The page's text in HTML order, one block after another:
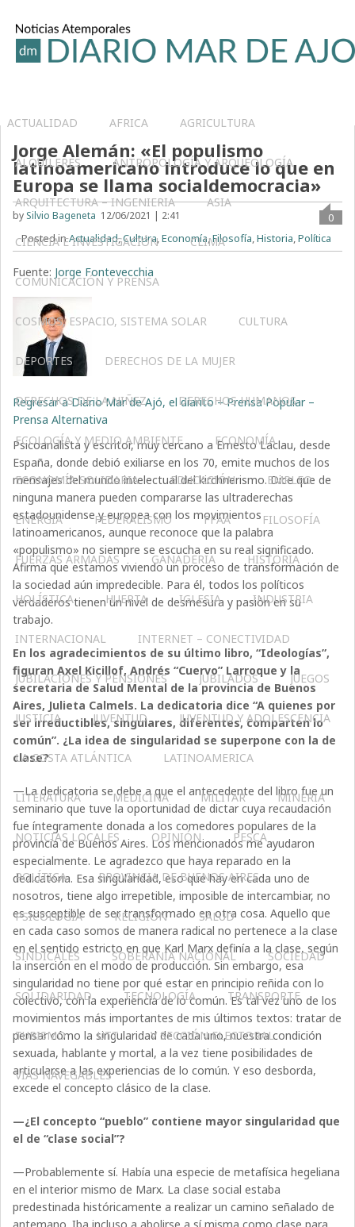
ACTUALIDAD AFRICA AGRICULTURA
ALQUILERES ANTROPOLOGÍA Y ARQUEOLOGÍA
ARQUITECTURA – INGENIERIA ASIA
CIENCIA E INVESTIGACIÓN CLIMA
COMUNICACIÓN Y PRENSA
COSMOS, ESPACIO, SISTEMA SOLAR CULTURA
DEPORTES DERECHOS DE LA MUJER
DERECHOS DE LA NIÑEZ DERECHOS HUMANOS
ECOLOGÍA Y MEDIO AMBIENTE ECONOMÍA
ECONOMÍA SOLIDARIA EDUCACIÓN EMPLEO
ENERGÍA FEDERALISMO FFAA FILOSOFÍA
FUERZAS ARMADAS GANADERIA HISTORIA
HOLÍSTICA HUERTA IGLESIA INDUSTRIA
INTERNACIONAL INTERNET – CONECTIVIDAD
JUBILACIONES Y PENSIONES JUBILADOS JUEGOS
JUSTICIA JUVENTUD JUVENTUD Y ADOLESCENCIA
LA COSTA ATLÁNTICA LATINOAMERICA
LITERATURA MEDICINA MILITAR MINERIA
NOTICIAS LOCALES OPINIÓN PESCA
POLÍTICA PROVINCIA DE BUENOS AIRES
PSICOLOGÍA RELIGIÓN SALUD
SINDICALES SOBERANÍA NACIONAL SOCIEDAD
SOLIDARIDAD TECNOLOGÍA TRANSPORTE
TURISMO UTT V SECCIÓN ELECTORAL
VÍAS NAVEGABLES
Jorge Alemán: «El populismo
latinoamericano introduce lo que en
Europa se llama socialdemocracia»
by Silvio Bageneta 12/06/2021 | 2:41
0
Posted inActualidad,Cultura,Economía,Filosofía,Historia,Política
Fuente: Jorge Fontevecchia
Regresar a Diario Mar de Ajó, el diarito – Prensa Popular –
Prensa Alternativa
Psicoanalista y escritor, muy cercano a Ernesto Laclau, desde
España, donde debió exiliarse en los 70, emite muchos de los
mensajes del mundo intelectual del kirchnerismo. Dice que de
ninguna manera pueden compararse las ultraderechas
estadounidense y europea con los movimientos
latinoamericanos, aunque reconoce que la palabra
«populismo» no siempre se escucha en su real significado.
Afirma que estamos viviendo un proceso de transformación de
la sociedad aún impredecible. Para él, todos los políticos
verdaderos tienen un nivel de desmesura y pasión en su
trabajo.
En los agradecimientos de su último libro, “Ideologías”,
figuran Axel Kicillof, Andrés “Cuervo” Larroque y la
secretaria de Salud Mental de la provincia de Buenos
Aires, Julieta Calmels. La dedicatoria dice “A quienes por
ser irreductibles, singulares, diferentes, comparten lo
común”. ¿La idea de singularidad se superpone con la de
clase?
—La dedicatoria se debe a que el antecedente del libro fue un
seminario que tuve la oportunidad de dictar cuya recaudación
fue íntegramente donada a los comedores populares de la
provincia de Buenos Aires. Los mencionados me ayudaron
especialmente. Le agradezco que haya reparado en la
dedicatoria. Esa singularidad, eso que hay en cada uno de
nosotros, tiene algo irrepetible, imposible de intercambiar, no
es susceptible de ser transformado en otra cosa. Aquello que
en cada caso somos de manera radical no pertenece a la clase
en el sentido estricto en que Karl Marx definía a la clase, según
la inserción en el modo de producción. Sin embargo, esa
singularidad no tiene por qué estar en principio reñida con lo
colectivo, con la experiencia de lo común. Es tal vez uno de los
movimientos más importantes de mis últimos textos: tratar de
pensar cómo la singularidad de cada uno, nuestra condición
sexuada, hablante y mortal, a la vez tiene posibilidades de
articularse a las experiencias de lo común. Y eso desborda,
excede el concepto clásico de la clase.
—¿El concepto “pueblo” contiene mayor singularidad que
el de “clase social”?
—Probablemente sí. Había una especie de metafísica hegeliana
en el interior mismo de Marx. La clase social estaba
predestinada históricamente a realizar un camino señalado de